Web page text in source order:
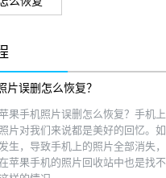
片误删怎么恢复？
果手机照片误删怎么恢复？手机上
片对我们来说都是美好的回忆。如
生，导致手机上的照片全部消失，
苹果手机的照片回收站中也是找不